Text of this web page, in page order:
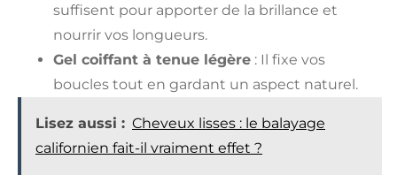
suffisent pour apporter de la brillance et
nourrir vos longueurs.
Gel coiffant à tenue légère : Il fixe vos
boucles tout en gardant un aspect naturel.
Lisez aussi : Cheveux lisses : le balayage
californien fait-il vraiment effet ?